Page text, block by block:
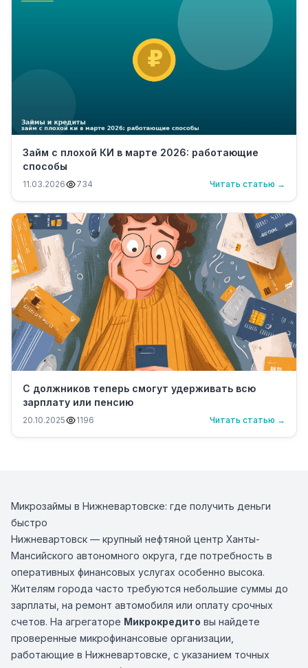
Займ с плохой КИ в марте 2026: работающие
способы
11.03.2026 734 Читать статью →
С должников теперь смогут удерживать всю
зарплату или пенсию
20.10.2025 1196 Читать статью →
Микрозаймы в Нижневартовске: где получить деньги
быстро
Нижневартовск — крупный нефтяной центр Ханты-
Мансийского автономного округа, где потребность в
оперативных финансовых услугах особенно высока.
Жителям города часто требуются небольшие суммы до
зарплаты, на ремонт автомобиля или оплату срочных
счетов. На агрегаторе Микрокредито вы найдете
проверенные микрофинансовые организации,
работающие в Нижневартовске, с указанием точных